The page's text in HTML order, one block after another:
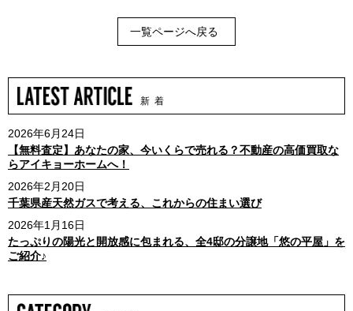
一覧ページへ戻る
新 着
2026年6月24日
【無料査定】あなたの家、今いくらで売れる？不動産の高価買取な
らアイキョーホームへ！
2026年2月20日
千葉県産天然ガスで考える、これからの住まい選び
2026年1月16日
たっぷりの陽光と開放感に包まれる、全4邸の分譲地「悠の平屋」を
ご紹介♪